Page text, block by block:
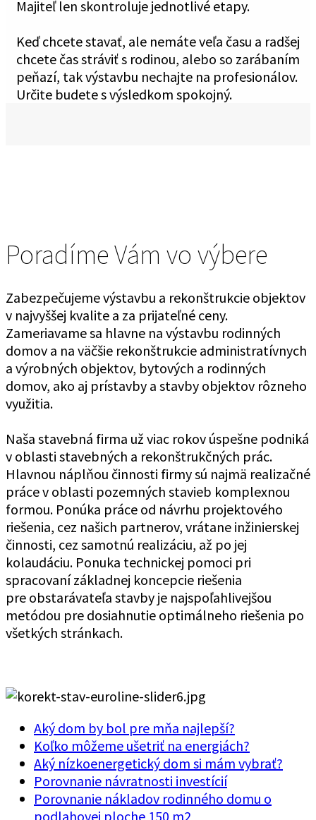
Majiteľ len skontroluje jednotlivé etapy.
Keď chcete stavať, ale nemáte veľa času a radšej
chcete čas stráviť s rodinou, alebo so zarábaním
peňazí, tak výstavbu nechajte na profesionálov.
Určite budete s výsledkom spokojný.
Poradíme Vám vo výbere
Zabezpečujeme výstavbu a rekonštrukcie objektov
v najvyššej kvalite a za prijateľné ceny.
Zameriavame sa hlavne na výstavbu rodinných
domov a na väčšie rekonštrukcie administratívnych
a výrobných objektov, bytových a rodinných
domov, ako aj prístavby a stavby objektov rôzneho
využitia.
Naša stavebná firma už viac rokov úspešne podniká
v oblasti stavebných a rekonštrukčných prác.
Hlavnou náplňou činnosti firmy sú najmä realizačné
práce v oblasti pozemných stavieb komplexnou
formou. Ponúka práce od návrhu projektového
riešenia, cez našich partnerov, vrátane inžinierskej
činnosti, cez samotnú realizáciu, až po jej
kolaudáciu. Ponuka technickej pomoci pri
spracovaní základnej koncepcie riešenia
pre obstarávateľa stavby je najspoľahlivejšou
metódou pre dosiahnutie optimálneho riešenia po
všetkých stránkach.
Aký dom by bol pre mňa najlepší?
Koľko môžeme ušetriť na energiách?
Aký nízkoenergetický dom si mám vybrať?
Porovnanie návratnosti investícií
Porovnanie nákladov rodinného domu o
podlahovej ploche 150 m2